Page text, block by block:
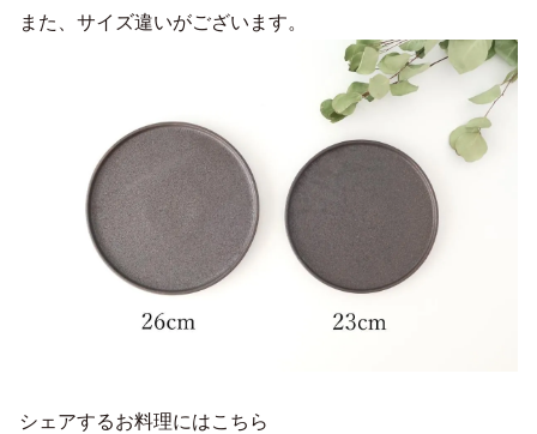
また、サイズ違いがございます。
シェアするお料理にはこちら